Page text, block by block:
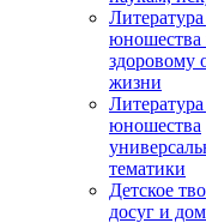
юношества
здоровому
жизни
юношества
тематики
Детское
досуг и